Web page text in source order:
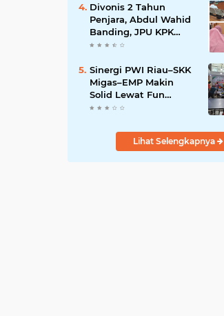
Produktivitas Petani
Divonis 2 Tahun
Penjara, Abdul Wahid
Banding, JPU KPK
Masih Pikir-Pikir
Sinergi PWI Riau–SKK
Migas–EMP Makin
Solid Lewat Fun
Pingpong Competition
Lihat Selengkapnya